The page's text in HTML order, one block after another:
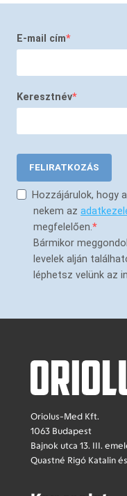
E-mail cím
Keresztnév
FELIRATKOZÁS
Hozzájárulok, hogy
nekem az
megfelelően.
Bármikor
levelek alján
léphetsz velünk az
Oriolus-Med Kft.
1063 Budapest
Bajnok utca 13. III.
Quastné Rigó Katalin